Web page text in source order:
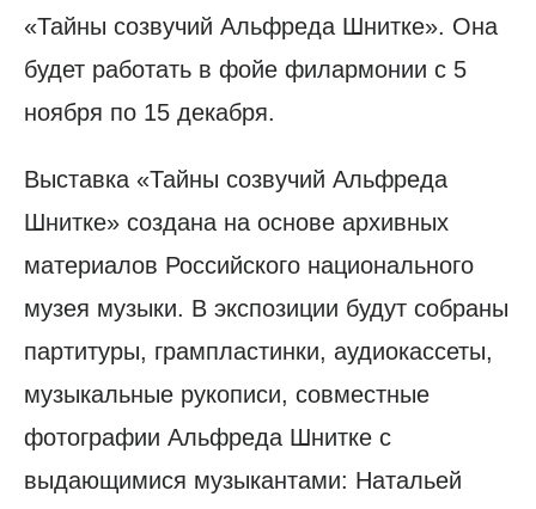
«Тайны созвучий Альфреда Шнитке». Она
будет работать в фойе филармонии с 5
ноября по 15 декабря.
Выставка «Тайны созвучий Альфреда
Шнитке» создана на основе архивных
материалов Российского национального
музея музыки. В экспозиции будут собраны
партитуры, грампластинки, аудиокассеты,
музыкальные рукописи, совместные
фотографии Альфреда Шнитке с
выдающимися музыкантами: Натальей